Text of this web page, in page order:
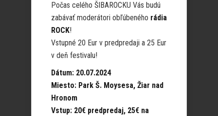
Počas celého ŠIBAROCKU Vás budú
zabávať moderátori obľúbeného rádia
ROCK!
Vstupné 20 Eur v predpredaji a 25 Eur
v deň festivalu!
Dátum: 20.07.2024
Miesto: Park Š. Moysesa, Žiar nad
Hronom
Vstup: 20€ predpredaj, 25€ na